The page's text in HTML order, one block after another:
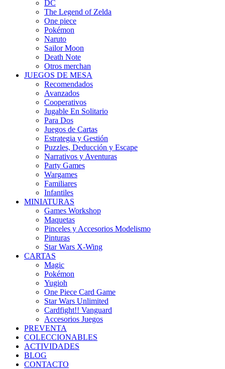
DC
The Legend of Zelda
One piece
Pokémon
Naruto
Sailor Moon
Death Note
Otros merchan
JUEGOS DE MESA
Recomendados
Avanzados
Cooperativos
Jugable En Solitario
Para Dos
Juegos de Cartas
Estrategia y Gestión
Puzzles, Deducción y Escape
Narrativos y Aventuras
Party Games
Wargames
Familiares
Infantiles
MINIATURAS
Games Workshop
Maquetas
Pinceles y Accesorios Modelismo
Pinturas
Star Wars X-Wing
CARTAS
Magic
Pokémon
Yugioh
One Piece Card Game
Star Wars Unlimited
Cardfight!! Vanguard
Accesorios Juegos
PREVENTA
COLECCIONABLES
ACTIVIDADES
BLOG
CONTACTO